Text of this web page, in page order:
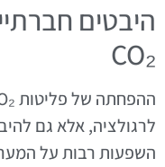
היבטים
CO₂
לרגולציה, אלא גם
השפעות רבות על